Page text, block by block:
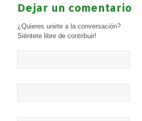
Dejar un comentario
¿Quieres unirte a la conversación?
Siéntete libre de contribuir!